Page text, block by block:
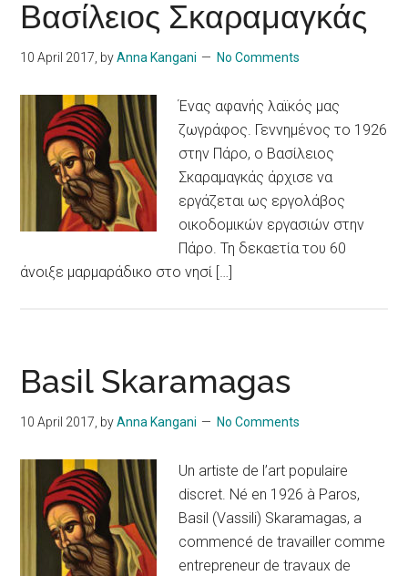
Βασίλειος Σκαραμαγκάς
10 April 2017, byAnna Kangani No Comments
Ένας αφανής λαϊκός μας
ζωγράφος. Γεννημένος το 1926
στην Πάρο, ο Βασίλειος
Σκαραμαγκάς άρχισε να
εργάζεται ως εργολάβος
οικοδομικών εργασιών στην
Πάρο. Τη δεκαετία του 60
άνοιξε μαρμαράδικο στο νησί […]
Basil Skaramagas
10 April 2017, byAnna Kangani No Comments
Un artiste de l’art populaire
discret. Né en 1926 à Paros,
Basil (Vassili) Skaramagas, a
commencé de travailler comme
entrepreneur de travaux de